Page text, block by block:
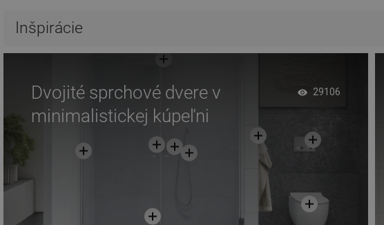
Inšpirácie
Dvojité sprchové dvere v
minimalistickej kúpeľni
29106